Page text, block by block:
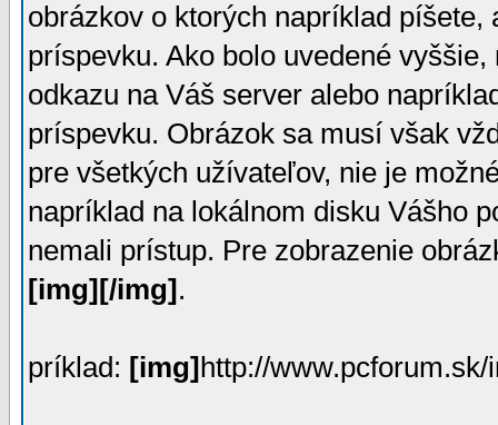
obrázkov o ktorých napríklad
príspevku. Ako bolo uvedené
odkazu na Váš server alebo
príspevku. Obrázok sa musí však
pre všetkých užívateľov, nie je
napríklad na lokálnom disku Vášho
nemali prístup. Pre zobrazenie
[img][/img] .
príklad: [img] http://